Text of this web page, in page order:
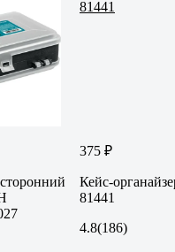
375 ₽
Кейс-
81441
4.8(186)